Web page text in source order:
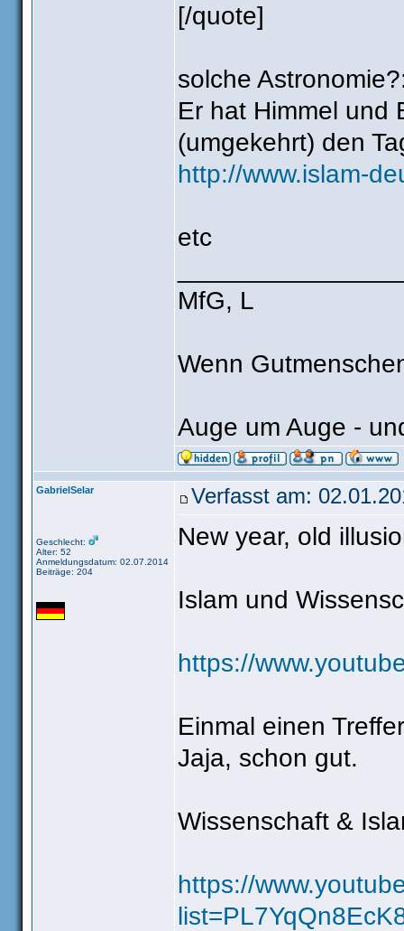
[/quote]
solche
Er hat Himmel und
(umgekehrt) den
http://www.islam-
etc
MfG, L
Wenn
Auge um Auge -
GabrielSelar
Geschlecht:
Alter: 52
Anmeldungsdatum: 02.07.2014
Beiträge: 204
Verfasst am:
New year, old
Islam und
https://
Einmal einen
Jaja, schon gut.
Wissenschaft &
https://